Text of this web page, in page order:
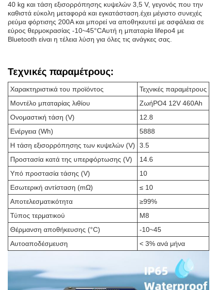
40 kg και τάση εξισορρόπησης κυψελών 3,5 V, γεγονός που την
καθιστά εύκολη μεταφορά και εγκατάσταση.έχει μέγιστο συνεχές
ρεύμα φόρτισης 200A και μπορεί να αποθηκευτεί με ασφάλεια σε
εύρος θερμοκρασίας -10~45°CΑυτή η μπαταρία lifepo4 με
Bluetooth είναι η τέλεια λύση για όλες τις ανάγκες σας.
Τεχνικές παραμέτρους:
Χαρακτηριστικά του προϊόντος
Τεχνικές παραμέτρους
Μοντέλο μπαταρίας λιθίου
ΖωήPO4 12V 460Ah
Ονομαστική τάση (V)
12.8
Ενέργεια (Wh)
5888
Η τάση εξισορρόπησης των κυψελών (V)
3.5
Προστασία κατά της υπερφόρτωσης (V)
14.6
Υπό προστασία τάσης (V)
10
Εσωτερική αντίσταση (mΩ)
≤ 10
Αποτελεσματικότητα
≥99%
Τύπος τερματικού
M8
Θέρμανση αποθήκευσης (°C)
-10~45
Αυτοαποδέσμευση
< 3% ανά μήνα